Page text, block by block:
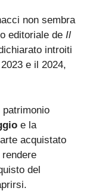
non sembra
editoriale de Il
introiti
e il 2024,
patrimonio
e la
acquistato
del